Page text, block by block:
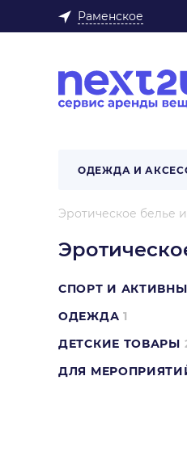
Раменское
ОДЕЖДА И
Эротическое белье
СПОРТ И
ОДЕЖДА 1
ДЕТСКИЕ ТОВАРЫ
ДЛЯ